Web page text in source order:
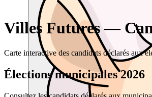
Villes Futures —
Carte interactive des candidats déclarés aux
Élections municipales 2026